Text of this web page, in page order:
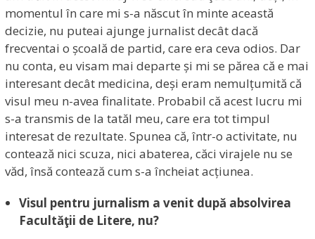
momentul în care mi s-a născut în minte această
decizie, nu puteai ajunge jurnalist decât dacă
frecventai o școală de partid, care era ceva odios. Dar
nu conta, eu visam mai departe și mi se părea că e mai
interesant decât medicina, deși eram nemulțumită că
visul meu n-avea finalitate. Probabil că acest lucru mi
s-a transmis de la tatăl meu, care era tot timpul
interesat de rezultate. Spunea că, într-o activitate, nu
contează nici scuza, nici abaterea, căci virajele nu se
văd, însă contează cum s-a încheiat acțiunea.
Visul pentru jurnalism a venit după absolvirea
Facultăţii de Litere, nu?